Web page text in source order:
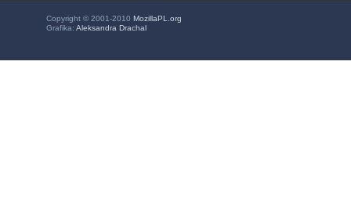
Copyright © 2001-2010 MozillaPL.org
Grafika: Aleksandra Drachal